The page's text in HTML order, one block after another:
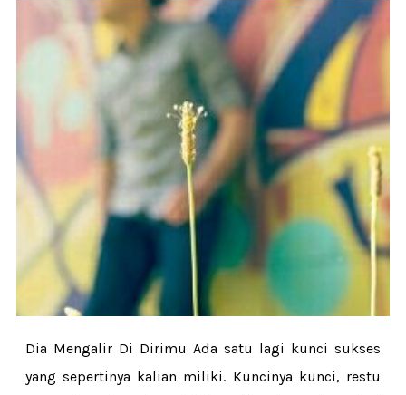
Dia Mengalir Di Dirimu Ada satu lagi kunci sukses
yang sepertinya kalian miliki. Kuncinya kunci, restu